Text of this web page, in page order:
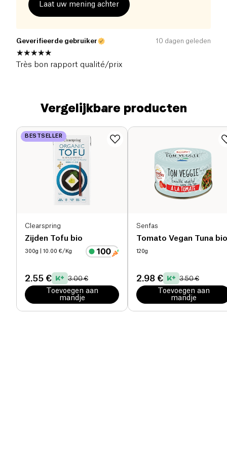
Laat uw mening achter
Geverifieerde gebruiker 10 dagen geleden
Très bon rapport qualité/prix
Vergelijkbare producten
BESTSELLER
Clearspring
Zijden Tofu bio
300g | 10.00 €/Kg
2.55 € 3.00 €
Toevoegen aan
mandje
Senfas
Tomato Vegan Tuna bio
120g
2.98 € 3.50 €
Toevoegen aan
mandje